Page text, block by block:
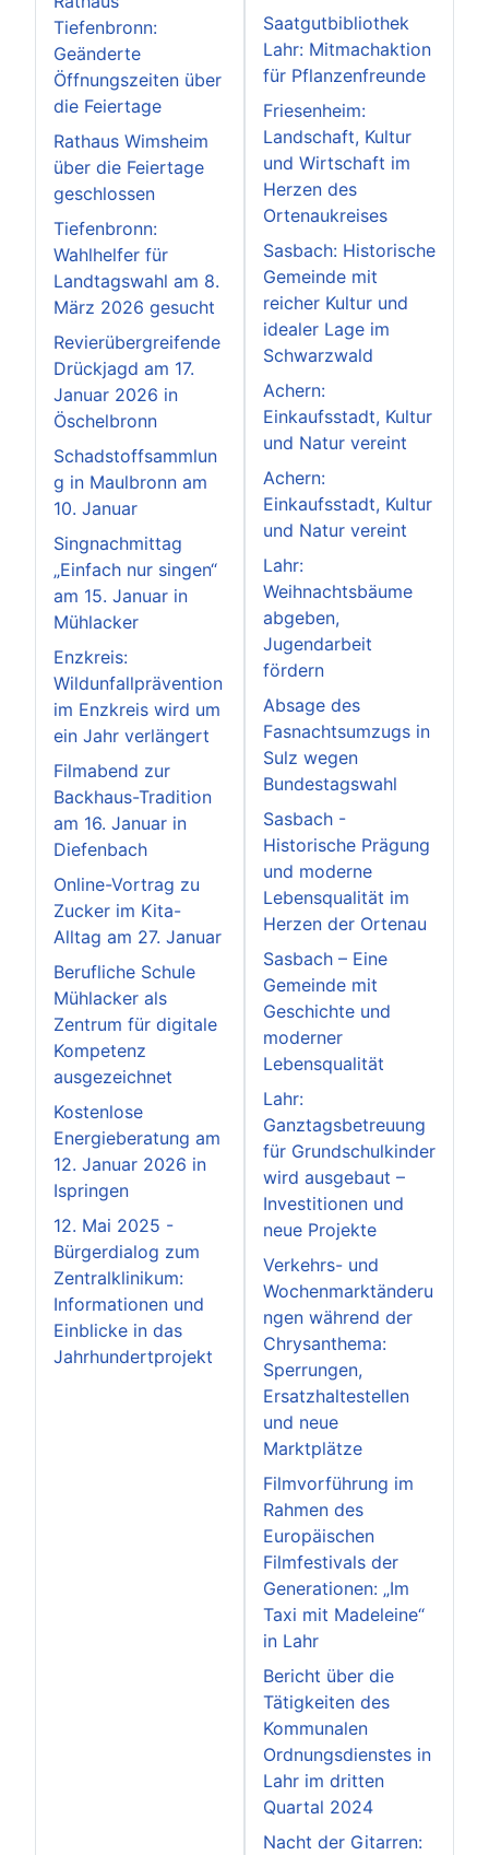
Tiefenbronn:
Geänderte
Öffnungszeiten über
die Feiertage
Rathaus Wimsheim
über die Feiertage
geschlossen
Tiefenbronn:
Wahlhelfer für
Landtagswahl am 8.
März 2026 gesucht
Revierübergreifende
Drückjagd am 17.
Januar 2026 in
Öschelbronn
Schadstoffsammlun
g in Maulbronn am
10. Januar
Singnachmittag
„Einfach nur singen“
am 15. Januar in
Mühlacker
Enzkreis:
Wildunfallprävention
im Enzkreis wird um
ein Jahr verlängert
Filmabend zur
Backhaus-Tradition
am 16. Januar in
Diefenbach
Online-Vortrag zu
Zucker im Kita-
Alltag am 27. Januar
Berufliche Schule
Mühlacker als
Zentrum für digitale
Kompetenz
ausgezeichnet
Kostenlose
Energieberatung am
12. Januar 2026 in
Ispringen
12. Mai 2025 -
Bürgerdialog zum
Zentralklinikum:
Informationen und
Einblicke in das
Jahrhundertprojekt
Saatgutbibliothek
Lahr: Mitmachaktion
für Pflanzenfreunde
Friesenheim:
Landschaft, Kultur
und Wirtschaft im
Herzen des
Ortenaukreises
Sasbach: Historische
Gemeinde mit
reicher Kultur und
idealer Lage im
Schwarzwald
Achern:
Einkaufsstadt, Kultur
und Natur vereint
Achern:
Einkaufsstadt, Kultur
und Natur vereint
Lahr:
Weihnachtsbäume
abgeben,
Jugendarbeit
fördern
Absage des
Fasnachtsumzugs in
Sulz wegen
Bundestagswahl
Sasbach -
Historische Prägung
und moderne
Lebensqualität im
Herzen der Ortenau
Sasbach – Eine
Gemeinde mit
Geschichte und
moderner
Lebensqualität
Lahr:
Ganztagsbetreuung
für Grundschulkinder
wird ausgebaut –
Investitionen und
neue Projekte
Verkehrs- und
Wochenmarktänderu
ngen während der
Chrysanthema:
Sperrungen,
Ersatzhaltestellen
und neue
Marktplätze
Filmvorführung im
Rahmen des
Europäischen
Filmfestivals der
Generationen: „Im
Taxi mit Madeleine“
in Lahr
Bericht über die
Tätigkeiten des
Kommunalen
Ordnungsdienstes in
Lahr im dritten
Quartal 2024
Nacht der Gitarren: